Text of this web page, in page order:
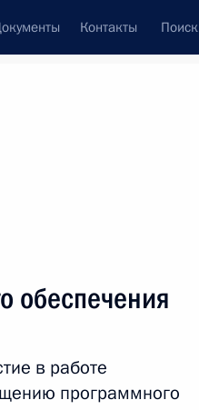
Контакты Поиск
обеспечения
в работе
программного